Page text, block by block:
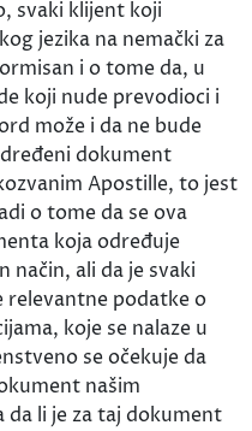
svaki klijent koji
jezika na nemački za
i o tome da, u
koji nude prevodioci i
može i da ne bude
dokument
Apostille, to jest
o tome da se ova
koja određuje
način, ali da je svaki
relevantne podatke o
koje se nalaze u
se očekuje da
našim
da li je za taj dokument